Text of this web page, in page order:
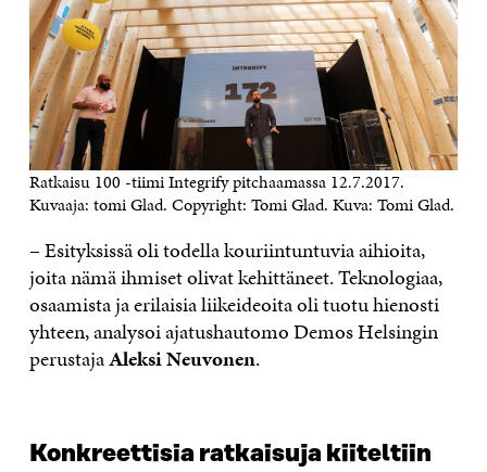
Ratkaisu 100 -tiimi Integrify pitchaamassa 12.7.2017.
Kuvaaja: tomi Glad. Copyright: Tomi Glad. Kuva: Tomi Glad.
– Esityksissä oli todella kouriintuntuvia aihioita,
joita nämä ihmiset olivat kehittäneet. Teknologiaa,
osaamista ja erilaisia liikeideoita oli tuotu hienosti
yhteen, analysoi ajatushautomo Demos Helsingin
perustajaAleksi Neuvonen.
Konkreettisia ratkaisuja kiiteltiin